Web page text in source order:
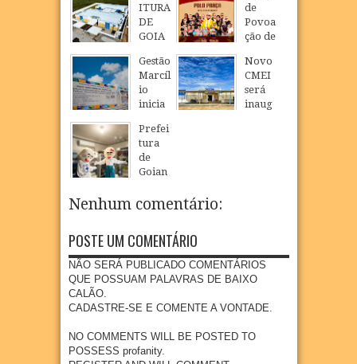
ITURA
DE
GOIA
INAU
GURA
NOVO
CMEI
EM
POVO
AÇÃO
DE
ENÇO
de
Povoa
ção de
Loure
nço
celebr
a fé,
Goian
a
Gestão
Marcíl
io
inicia
ução
de
nova
escola
a com
a e
quadr
a em
Povoa
São
nço
07 Aug 2026
Novo
CMEI
será
inaug
ção
infanti
Goian
04 Aug 2026
Prefei
tura
de
Goian
realiz
anha
de
Multiv
acinaç
ão
para
crianç
as e
adoles
Nenhum comentário:
POSTE UM COMENTÁRIO
NÃO SERÁ PUBLICADO COMENTÁRIOS
QUE POSSUAM PALAVRAS DE BAIXO
CALÃO.
CADASTRE-SE E COMENTE A VONTADE.
NO COMMENTS WILL BE POSTED TO
POSSESS profanity.